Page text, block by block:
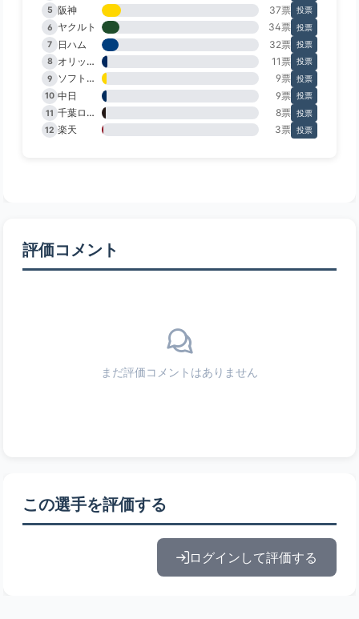
5 阪神 37票 投票
6
ヤクルト 34票 投票
7
日ハム 32票 投票
8
オリックス 11票 投票
9
ソフトバンク 9票 投票
10 中日 9票 投票
11
千葉ロッテ 8票 投票
12 楽天 3票 投票
評価コメント
まだ評価コメントはありません
この選手を評価する
ログインして評価する